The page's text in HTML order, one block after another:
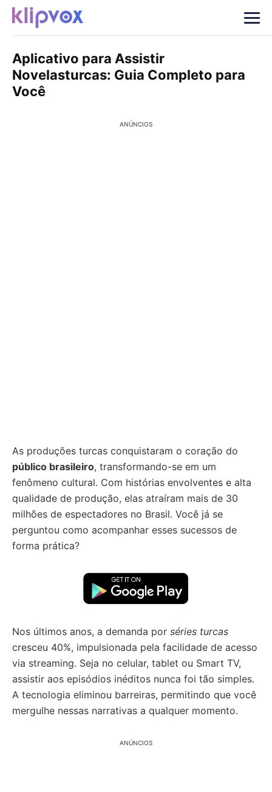
Aplicativo para Assistir
Novelasturcas: Guia Completo para
Você
ANÚNCIOS
As produções turcas conquistaram o coração do
público brasileiro, transformando-se em um
fenômeno cultural. Com histórias envolventes e alta
qualidade de produção, elas atraíram mais de 30
milhões de espectadores no Brasil. Você já se
perguntou como acompanhar esses sucessos de
forma prática?
Nos últimos anos, a demanda por séries turcas
cresceu 40%, impulsionada pela facilidade de acesso
via streaming. Seja no celular, tablet ou Smart TV,
assistir aos episódios inéditos nunca foi tão simples.
A tecnologia eliminou barreiras, permitindo que você
mergulhe nessas narrativas a qualquer momento.
ANÚNCIOS